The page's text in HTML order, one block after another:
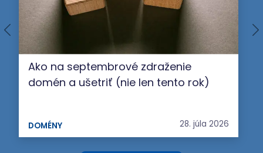
Ako na septembrové zdraženie
domén a ušetriť (nie len tento rok)
DOMÉNY 28. júla 2026